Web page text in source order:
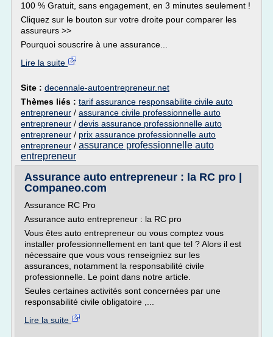
100 % Gratuit, sans engagement, en 3 minutes seulement !
Cliquez sur le bouton sur votre droite pour comparer les
assureurs >>
Pourquoi souscrire à une assurance...
Lire la suite
Site : decennale-autoentrepreneur.net
Thèmes liés : tarif assurance responsabilite civile auto
entrepreneur / assurance civile professionnelle auto
entrepreneur / devis assurance professionnelle auto
entrepreneur / prix assurance professionnelle auto
entrepreneur / assurance professionnelle auto
entrepreneur
Assurance auto entrepreneur : la RC pro |
Companeo.com
Assurance RC Pro
Assurance auto entrepreneur : la RC pro
Vous êtes auto entrepreneur ou vous comptez vous
installer professionnellement en tant que tel ? Alors il est
nécessaire que vous vous renseigniez sur les
assurances, notamment la responsabilité civile
professionnelle. Le point dans notre article.
Seules certaines activités sont concernées par une
responsabilité civile obligatoire ,...
Lire la suite